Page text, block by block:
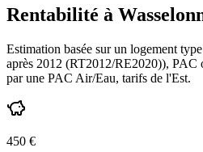
Rentabilité à
Estimation basée sur un logement
après 2012 (RT2012/RE2020)), PAC
par une PAC Air/Eau, tarifs de l'Est.
450 €